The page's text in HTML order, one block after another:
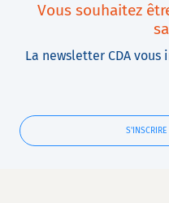
Vous souhaitez
La newsletter CDA